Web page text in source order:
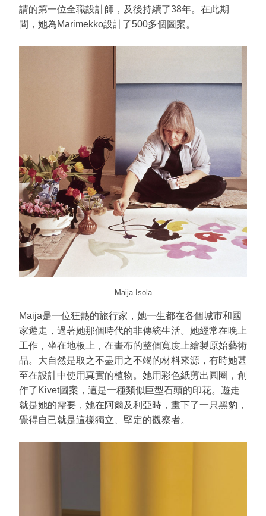
請的第一位全職設計師，及後持續了38年。在此期
間，她為Marimekko設計了500多個圖案。
Maija Isola
Maija是一位狂熱的旅行家，她一生都在各個城市和國
家遊走，過著她那個時代的非傳統生活。她經常在晚上
工作，坐在地板上，在畫布的整個寬度上繪製原始藝術
品。大自然是取之不盡用之不竭的材料來源，有時她甚
至在設計中使用真實的植物。她用彩色紙剪出圓圈，創
作了Kivet圖案，這是一種類似巨型石頭的印花。遊走
就是她的需要，她在阿爾及利亞時，畫下了一只黑豹，
覺得自已就是這樣獨立、堅定的觀察者。